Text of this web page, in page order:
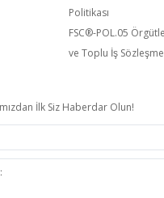
Politikası
FSC®️-POL.05
ve Toplu İş
İlk Siz Haberdar Olun!